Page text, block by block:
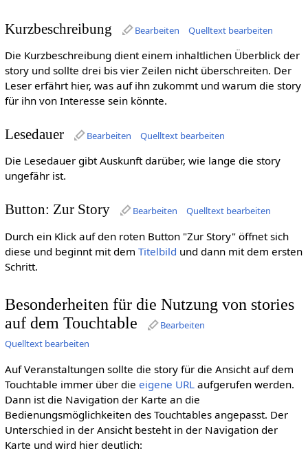
Kurzbeschreibung Bearbeiten Quelltext bearbeiten
Die Kurzbeschreibung dient einem inhaltlichen Überblick der
story und sollte drei bis vier Zeilen nicht überschreiten. Der
Leser erfährt hier, was auf ihn zukommt und warum die story
für ihn von Interesse sein könnte.
Lesedauer Bearbeiten Quelltext bearbeiten
Die Lesedauer gibt Auskunft darüber, wie lange die story
ungefähr ist.
Button: Zur Story Bearbeiten Quelltext bearbeiten
Durch ein Klick auf den roten Button "Zur Story" öffnet sich
diese und beginnt mit dem Titelbild und dann mit dem ersten
Schritt.
Besonderheiten für die Nutzung von stories
auf dem Touchtable
Bearbeiten
Quelltext bearbeiten
Auf Veranstaltungen sollte die story für die Ansicht auf dem
Touchtable immer über die eigene URL aufgerufen werden.
Dann ist die Navigation der Karte an die
Bedienungsmöglichkeiten des Touchtables angepasst. Der
Unterschied in der Ansicht besteht in der Navigation der
Karte und wird hier deutlich: